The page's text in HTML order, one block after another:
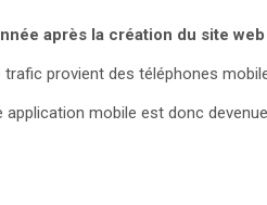
après la création du site web
trafic provient des téléphones
mobile est donc